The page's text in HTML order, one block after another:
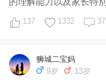
137 1332 37
狮城二宝妈
9岁
13岁